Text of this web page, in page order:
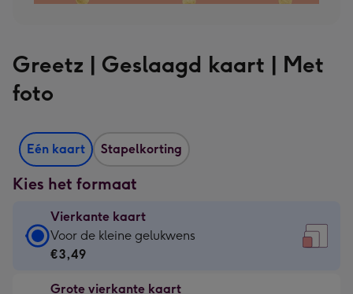
Greetz | Geslaagd kaart | Met
foto
Eén kaart Stapelkorting
Kies het formaat
Vierkante kaart
Vierkante
kaart
Voor de kleine gelukwens
€3,49
Grote vierkante kaart